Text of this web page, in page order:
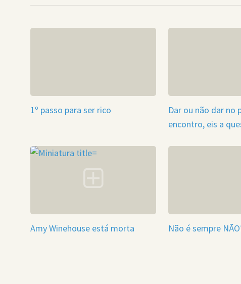
1º passo para ser rico
Dar ou não dar no
encontro, eis a
Amy Winehouse está morta Não é sempre